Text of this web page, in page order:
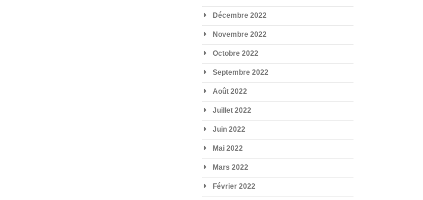
Décembre 2022
Novembre 2022
Octobre 2022
Septembre 2022
Août 2022
Juillet 2022
Juin 2022
Mai 2022
Mars 2022
Février 2022